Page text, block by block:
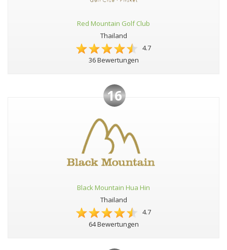
Red Mountain Golf Club
Thailand
4.7
36 Bewertungen
16
Black Mountain Hua Hin
Thailand
4.7
64 Bewertungen